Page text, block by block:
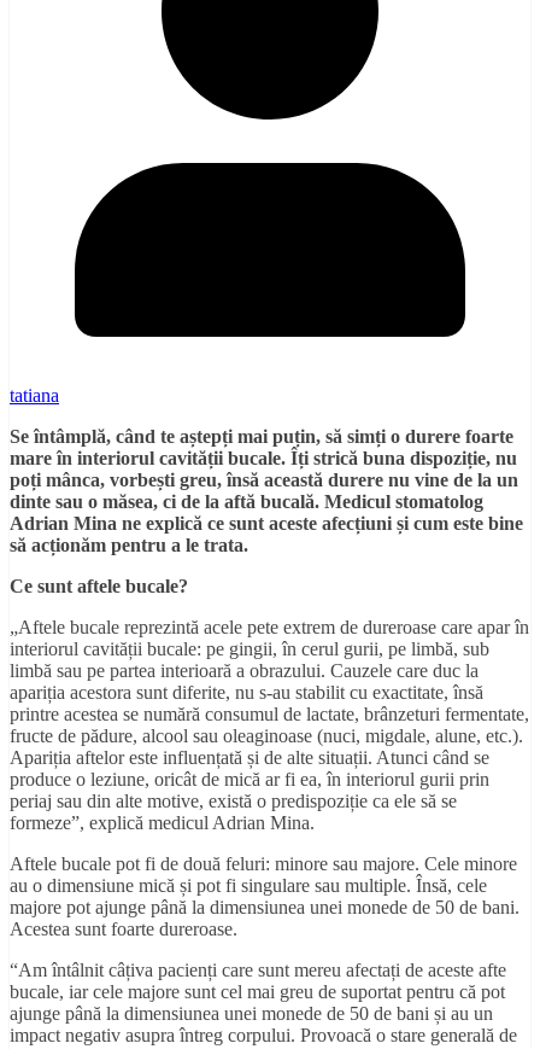
tatiana
Se întâmplă, când te aștepți mai puțin, să simți o durere foarte
mare în interiorul cavității bucale. Îți strică buna dispoziție, nu
poți mânca, vorbești greu, însă această durere nu vine de la un
dinte sau o măsea, ci de la aftă bucală. Medicul stomatolog
Adrian Mina ne explică ce sunt aceste afecțiuni și cum este bine
să acționăm pentru a le trata.
Ce sunt aftele bucale?
„Aftele bucale reprezintă acele pete extrem de dureroase care apar în
interiorul cavității bucale: pe gingii, în cerul gurii, pe limbă, sub
limbă sau pe partea interioară a obrazului. Cauzele care duc la
apariția acestora sunt diferite, nu s-au stabilit cu exactitate, însă
printre acestea se numără consumul de lactate, brânzeturi fermentate,
fructe de pădure, alcool sau oleaginoase (nuci, migdale, alune, etc.).
Apariția aftelor este influențată și de alte situații. Atunci când se
produce o leziune, oricât de mică ar fi ea, în interiorul gurii prin
periaj sau din alte motive, există o predispoziție ca ele să se
formeze”, explică medicul Adrian Mina.
Aftele bucale pot fi de două feluri: minore sau majore. Cele minore
au o dimensiune mică și pot fi singulare sau multiple. Însă, cele
majore pot ajunge până la dimensiunea unei monede de 50 de bani.
Acestea sunt foarte dureroase.
“Am întâlnit câțiva pacienți care sunt mereu afectați de aceste afte
bucale, iar cele majore sunt cel mai greu de suportat pentru că pot
ajunge până la dimensiunea unei monede de 50 de bani și au un
impact negativ asupra întreg corpului. Provoacă o stare generală de